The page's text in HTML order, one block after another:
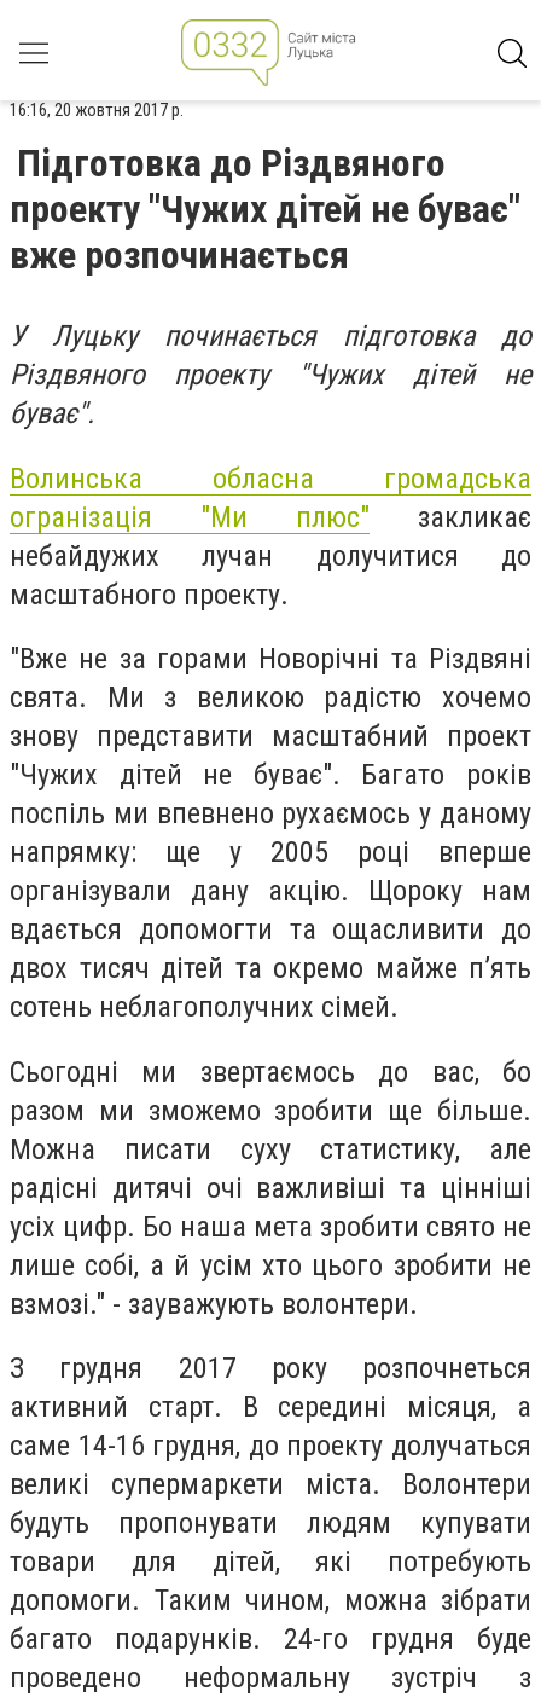
16:16, 20 жовтня 2017 р.
Підготовка до Різдвяного
проекту "Чужих дітей не буває"
вже розпочинається
У Луцьку починається підготовка до
Різдвяного проекту "Чужих дітей не
буває".
Волинська обласна громадська
огранізація "Ми плюс" закликає
небайдужих лучан долучитися до
масштабного проекту.
"Вже не за горами Новорічні та Різдвяні
свята. Ми з великою радістю хочемо
знову представити масштабний проект
"Чужих дітей не буває". Багато років
поспіль ми впевнено рухаємось у даному
напрямку: ще у 2005 році вперше
організували дану акцію. Щороку нам
вдається допомогти та ощасливити до
двох тисяч дітей та окремо майже п’ять
сотень неблагополучних сімей.
Сьогодні ми звертаємось до вас, бо
разом ми зможемо зробити ще більше.
Можна писати суху статистику, але
радісні дитячі очі важливіші та цінніші
усіх цифр. Бо наша мета зробити свято не
лише собі, а й усім хто цього зробити не
взмозі." - зауважують волонтери.
З грудня 2017 року розпочнеться
активний старт. В середині місяця, а
саме 14-16 грудня, до проекту долучаться
великі супермаркети міста. Волонтери
будуть пропонувати людям купувати
товари для дітей, які потребують
допомоги. Таким чином, можна зібрати
багато подарунків. 24-го грудня буде
проведено неформальну зустріч з